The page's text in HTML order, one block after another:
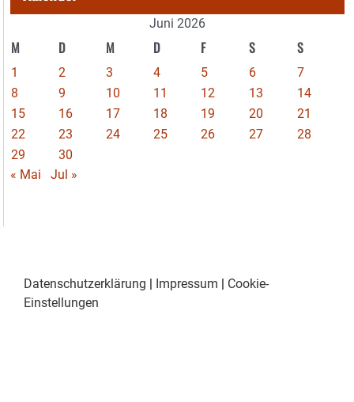
Juni 2026
M D M D F S S
1 2 3 4 5 6
7
8
9 10 11 12 13
14
15
16 17 18 19 20
21
22
23 24 25 26 27
28
29
30
« Mai
Jul »
Datenschutzerklärung | Impressum | Cookie-
Einstellungen